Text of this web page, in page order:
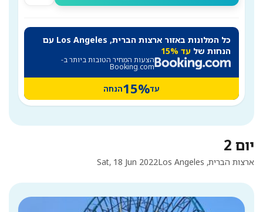
כל המלונות באזור ארצות הברית, Los Angeles עם
הנחות של עד 15%
הצעות המחיר הטובות ביותר ב-
Booking.com
עד15%הנחה
יום 2
Sat, 18 Jun 2022 ארצות הברית, Los Angeles